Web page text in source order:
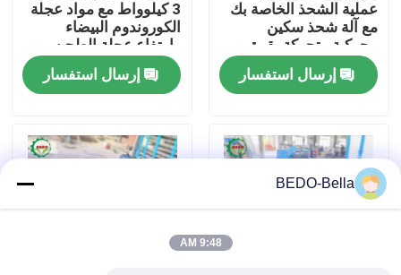
اتصل بنا
أخبار
آلة تقطيع الخشب
آلة كسارة الخشب
عملية الشحذ الخاصة بك
مع آلة شحذ سكين
محركية متحركة بقوة
0.55 كيلوواط ومفتاح
السلامةإرسال استفسار
3 كيلوواط مع مواد عجلة
الكوروندوم البيضاء
وارتفاع عجلة الطحن
125 مم
إرسال استفسار
BEDO-Bella
9:48 AM